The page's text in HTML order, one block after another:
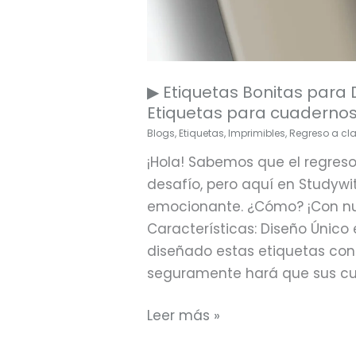
▶ Etiquetas Bonitas para
Etiquetas para
Blogs, Etiquetas, Imprimibles, Regreso a
¡Hola! Sabemos que el
desafío, pero aquí en
emocionante. ¿Cómo? ¡Con
Características: Diseño Único
diseñado estas etiquetas
seguramente hará que sus
Leer más »